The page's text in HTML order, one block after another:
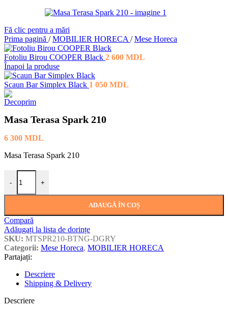
Fă clic pentru a mări
Prima pagină / MOBILIER HORECA / Mese Horeca
Fotoliu Birou COOPER Black 2 600 MDL
Înapoi la produse
Scaun Bar Simplex Black 1 050 MDL
Masa Terasa Spark 210
6 300 MDL
Masa Terasa Spark 210
-
Cantitate Masa Terasa Spark 210
+
ADAUGĂ ÎN COȘ
Compară
Adăugați la lista de dorințe
SKU: MTSPR210-BTNG-DGRY
Categorii: Mese Horeca, MOBILIER HORECA
Partajați:
Descriere
Shipping & Delivery
Descriere